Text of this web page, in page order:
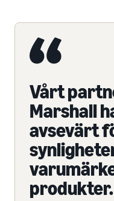
Vårt
Marshall
avsevärt
produkter.